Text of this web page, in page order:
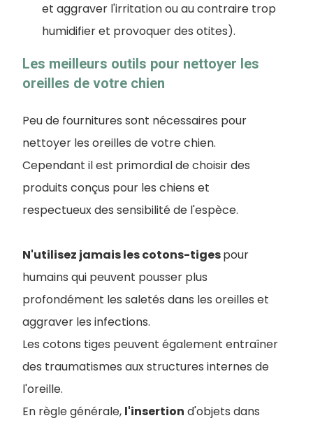
et aggraver l'irritation ou au contraire trop
humidifier et provoquer des otites).
Les meilleurs outils pour nettoyer les
oreilles de votre chien
Peu de fournitures sont nécessaires pour
nettoyer les oreilles de votre chien.
Cependant il est primordial de choisir des
produits conçus pour les chiens et
respectueux des sensibilité de l'espèce.
N'utilisez jamais les cotons-tigespour
humains qui peuvent pousser plus
profondément les saletés dans les oreilles et
aggraver les infections.
Les cotons tiges peuvent également entraîner
des traumatismes aux structures internes de
l'oreille.
En règle générale, l'insertion d'objets dans